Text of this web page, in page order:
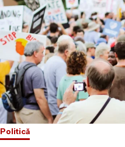
Politică